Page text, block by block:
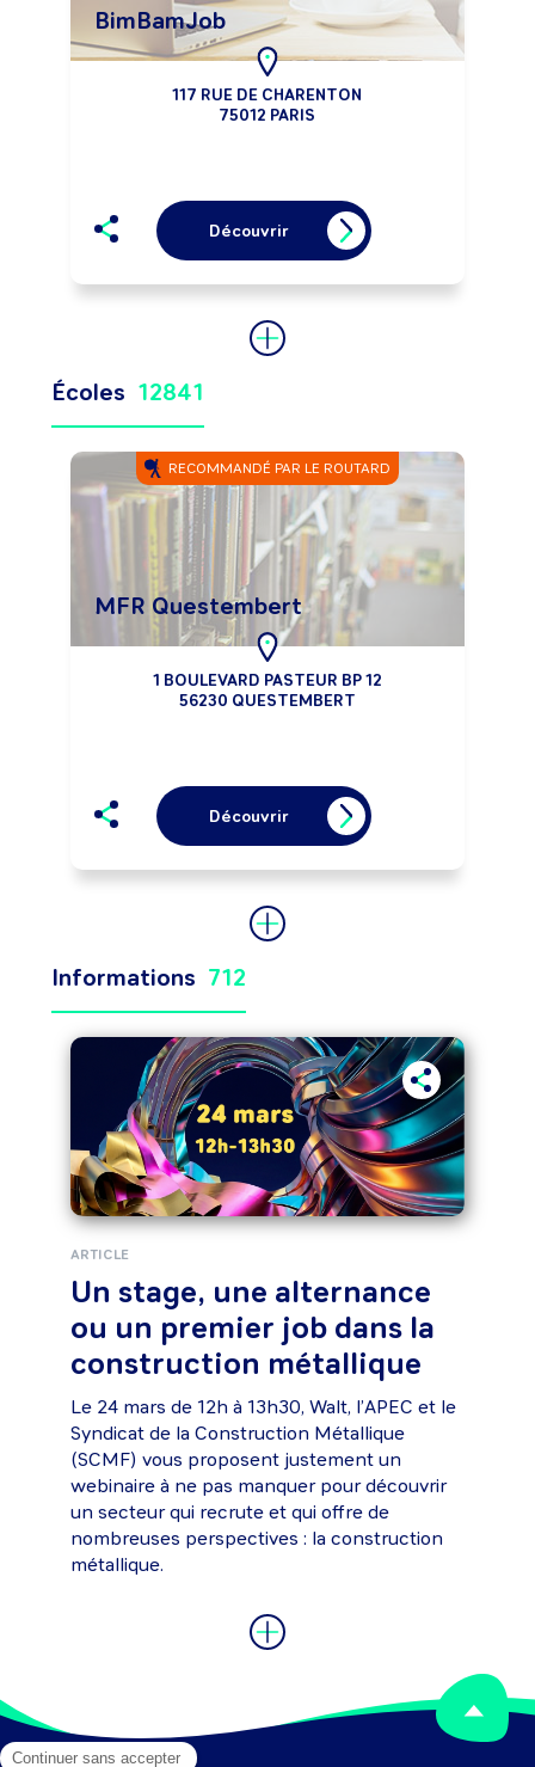
BimBamJob
117 RUE DE CHARENTON
75012 PARIS
Découvrir
Écoles 12841
RECOMMANDÉ PAR LE ROUTARD
MFR Questembert
1 BOULEVARD PASTEUR BP 12
56230 QUESTEMBERT
Découvrir
Informations 712
ARTICLE
Un stage, une alternance
ou un premier job dans la
construction métallique
Le 24 mars de 12h à 13h30, Walt, l’APEC et le
Syndicat de la Construction Métallique
(SCMF) vous proposent justement un
webinaire à ne pas manquer pour découvrir
un secteur qui recrute et qui offre de
nombreuses perspectives : la construction
métallique.